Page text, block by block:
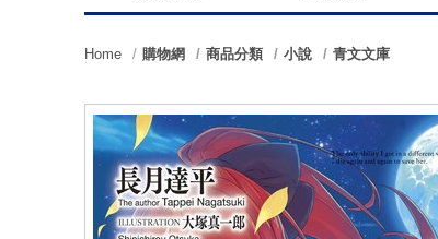
Home 購物網 商品分類 小說 青文文庫